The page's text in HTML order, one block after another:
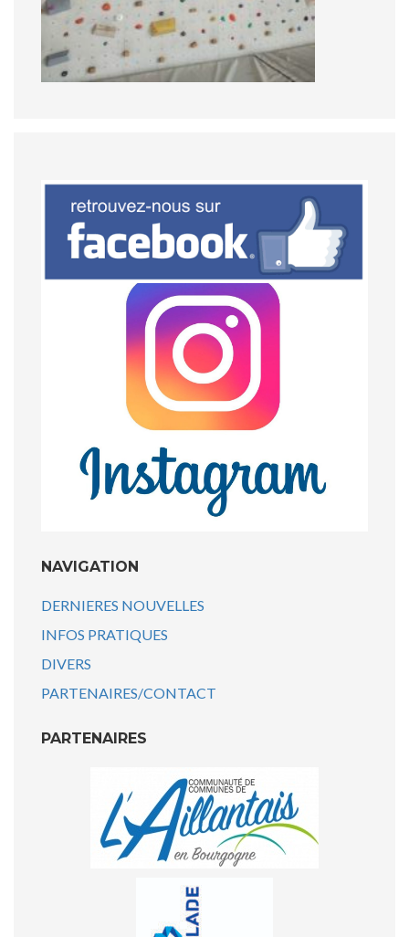
NAVIGATION
DERNIERES NOUVELLES
INFOS PRATIQUES
DIVERS
PARTENAIRES/CONTACT
PARTENAIRES